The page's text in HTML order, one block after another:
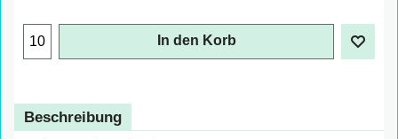
In den Korb
Beschreibung